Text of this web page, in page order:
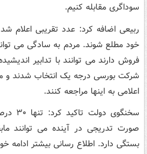
سوداگری مقابله کنیم.
ربیعی اضافه کرد: عدد تقریبی اعلام
خود مطلع شوند. مردم به سادگی می
شرکت بورسی درجه یک انتخاب شدند و
اعلامی به اینها مراجعه کنند.
صورت تدریجی در آینده می توانند
بستگی دارد. اطلاع رسانی بیشتر ادامه